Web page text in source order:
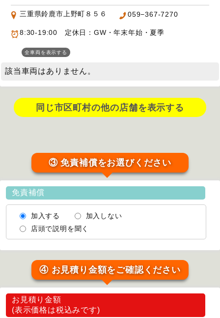
三重県鈴鹿市上野町８５６ 059−367-7270
8:30-19:00 定休日：GW・年末年始・夏季
全車両を表示する
該当車両はありません。
同じ市区町村の他の店舗を表示する
③ 免責補償をお選びください
免責補償
加入する
加入しない
店頭で説明を聞く
④ お見積り金額をご確認ください
お見積り金額
(表示価格は税込みです)